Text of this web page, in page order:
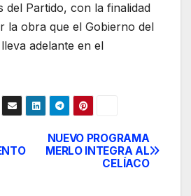
del Partido, con la finalidad
la obra que el Gobierno del
adelante en el
NUEVO PROGRAMA
MERLO INTEGRA AL
CELÍACO